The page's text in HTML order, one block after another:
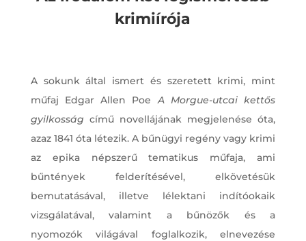
krimiírója
A sokunk által ismert és szeretett krimi, mint
műfaj Edgar Allen PoeA Morgue-utcai kettős
gyilkosság című novellájának megjelenése óta,
azaz 1841 óta létezik. A bűnügyi regény vagy krimi
az epika népszerű tematikus műfaja, ami
bűntények felderítésével, elkövetésük
bemutatásával, illetve lélektani indítóokaik
vizsgálatával, valamint a bűnözők és a
nyomozók világával foglalkozik, elnevezése